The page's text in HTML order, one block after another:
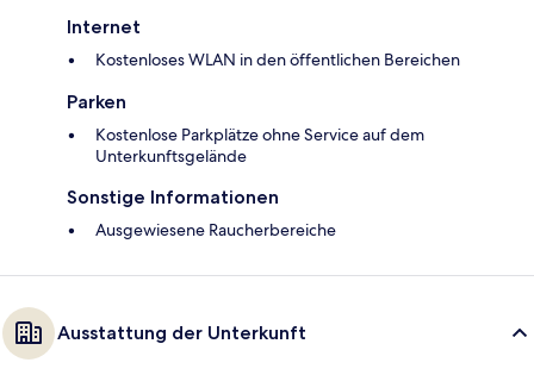
Internet
Kostenloses WLAN in den öffentlichen Bereichen
Parken
Kostenlose Parkplätze ohne Service auf dem
Unterkunftsgelände
Sonstige Informationen
Ausgewiesene Raucherbereiche
Ausstattung der Unterkunft